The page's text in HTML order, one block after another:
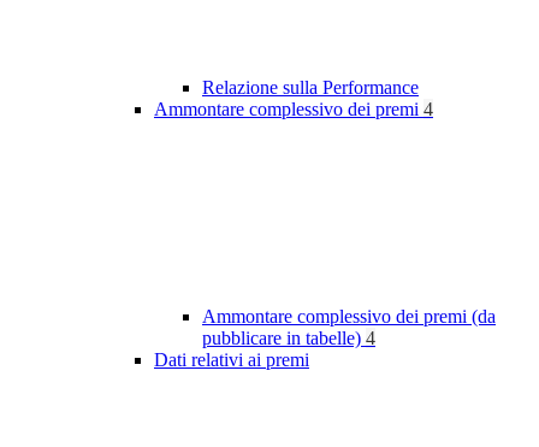
Relazione sulla Performance
Ammontare complessivo dei premi 4
Ammontare complessivo dei premi (da
pubblicare in tabelle) 4
Dati relativi ai premi